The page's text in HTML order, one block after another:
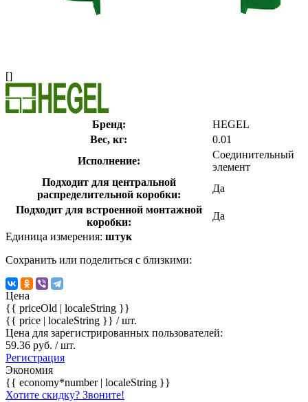
[]
Бренд:
HEGEL
Вес, кг:
0.01
Исполнение:
Соединительный
элемент
Подходит для центральной
распределительной коробки:
Да
Подходит для встроенной монтажной
коробки:
Да
Единица измерения: штук
Сохранить или поделиться с близкими:
Цена
{{ priceOld | localeString }}
{{ price | localeString }} / шт.
Цена для зарегистрированных пользователей:
59.36 руб. / шт.
Регистрация
Экономия
{{ economy*number | localeString }}
Хотите скидку? Звоните!